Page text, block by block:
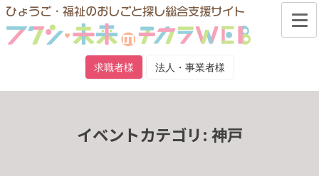
Skip
content
求職者様 法人・事業者様
イベントカテゴリ: 神戸